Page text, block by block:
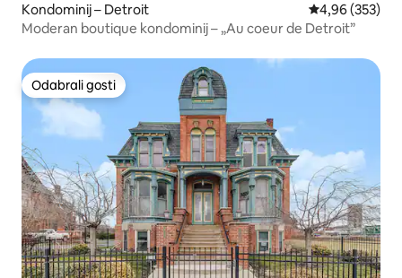
Kondominij – Detroit Prosječna
4,96 (353)
Moderan boutique kondominij – „Au coeur de Detroit”
Odabrali gosti
Odabrali gosti